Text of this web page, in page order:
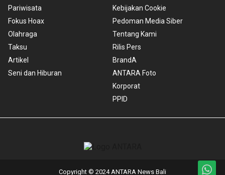
Pariwisata
Fokus Hoax
Olahraga
Taksu
Artikel
Seni dan Hiburan
Kebijakan Cookie
Pedoman Media Siber
Tentang Kami
Rilis Pers
BrandA
ANTARA Foto
Korporat
PPID
Copyright © 2024 ANTARA News Bali